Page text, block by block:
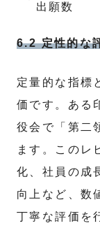
出願数
6.2 定性的な
定量的な指標
価です。ある
役会で「第二
ます。このレ
化、社員の成
向上など、数
丁寧な評価を